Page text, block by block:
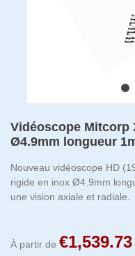
Vidéoscope Mitcorp
Ø4.9mm longueur
Nouveau vidéoscope HD
rigide en inox Ø4.9mm
une vision axiale et radiale.
À partir de €1,539.73